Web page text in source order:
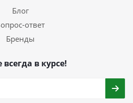
Блог
ответ
Бренды
всегда в курсе!